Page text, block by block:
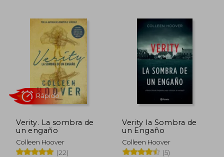
Rápido Rápido
Verity. La sombra de
un engaño
Colleen Hoover
(22)
Verity la Sombra de
un Engaño
Colleen Hoover
(5)